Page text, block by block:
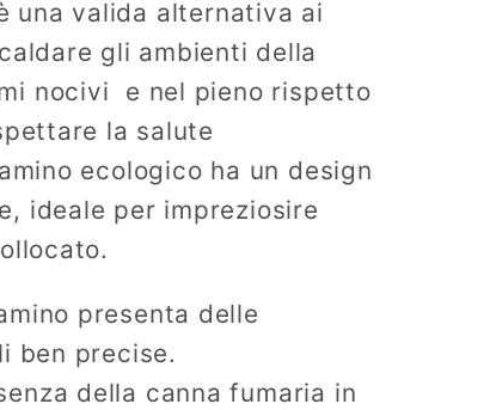
una valida alternativa ai
gli ambienti della
nocivi e nel pieno rispetto
la salute
ecologico ha un design
ideale per impreziosire
presenta delle
ben precise.
della canna fumaria in